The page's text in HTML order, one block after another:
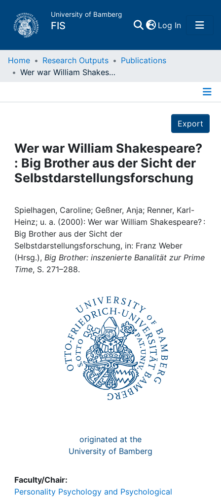
University of Bamberg
FIS Log In(current)
Home
Projects
People
Awards
My FIS
Help
Home Research Outputs
Publications
Wer war William Shakespeare? : Big Brother aus der Sicht der Selbstdarstellungsforschung
Export
Wer war William Shakespeare?
: Big Brother aus der Sicht der
Selbstdarstellungsforschung
Spielhagen, Caroline; Geßner, Anja; Renner, Karl-
Heinz; u. a. (2000): Wer war William Shakespeare? :
Big Brother aus der Sicht der
Selbstdarstellungsforschung, in: Franz Weber
(Hrsg.), Big Brother: inszenierte Banalität zur Prime
Time, S. 271–288.
originated at the
University of Bamberg
Faculty/Chair:
Personality Psychology and Psychological